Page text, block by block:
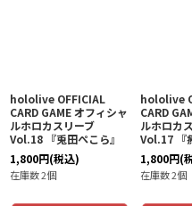
hololive OFFICIAL
CARD GAME オフィシャ
ルホロカスリーブ
Vol.18 『兎田ぺこら』
1,800円(税込)
在庫数 2個
hololive
CARD
ルホロカ
Vol.17 『
1,800円(
在庫数 2個